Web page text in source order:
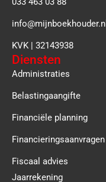
info@mijnboekhouder.nl
KVK | 32143938
Diensten
Administraties
Belastingaangifte
Financiële planning
Financieringsaanvragen
Fiscaal advies
Jaarrekening